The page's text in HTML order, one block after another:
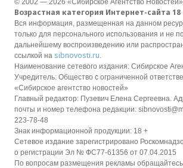
© 2002 — 2026 «Сибирское Агентство Новостей»
Возрастная категория Интернет-сайта 18
Вся информация, размещенная на данном
только для персонального использования и не
дальнейшему воспроизведению или
ссылкой на sibnovosti.ru.
Наименование сетевого издания: Сибирское
Учредитель: Общество с ограниченной
«Сибирское агентство новостей»
Главный редактор: Пузевич Елена Сергеевна.
почты и номер телефона редакции:
223-78-48
Знак информационной продукции: 18 +
Сетевое издание зарегистрировано
о регистрации Эл № ФС77-61356 от 07.04.2015
По вопросам размещения рекламы